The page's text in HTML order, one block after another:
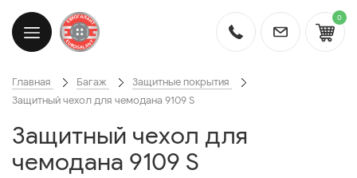
0
Главная Багаж
Защитные покрытия
Защитный чехол для чемодана 9109 S
Защитный чехол для
чемодана 9109 S